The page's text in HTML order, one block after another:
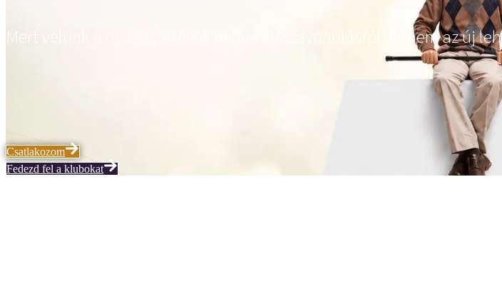
Mert velünk a nyugdíjas évek nem a visszavonulásról, hanem az új
Csatlakozom
Fedezd fel a klubokat